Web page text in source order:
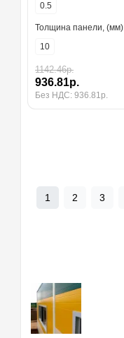
0.5
Толщина панели, (мм)
10
1142.46р.
936.81р.
Без НДС: 936.81р.
1 2 3